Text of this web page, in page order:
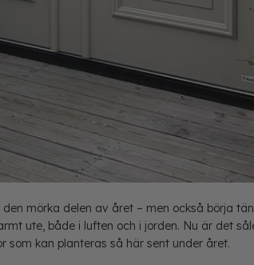
mörka delen av året – men också börja
ute, både i luften och i jorden. Nu är det
kan planteras så här sent under året.